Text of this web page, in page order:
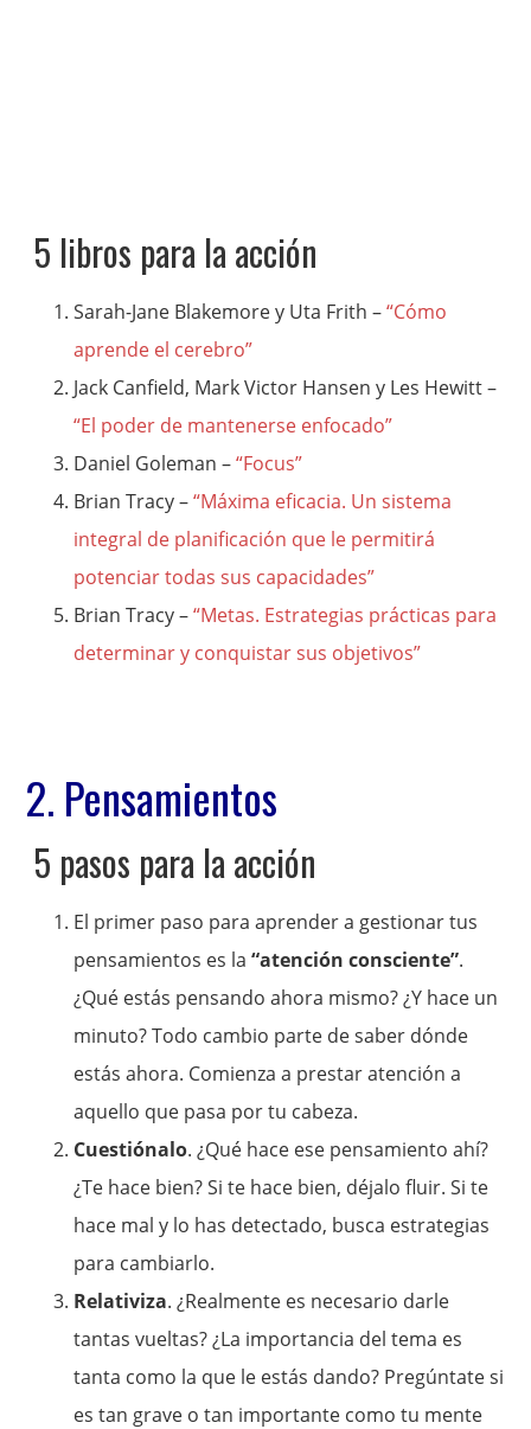
5 libros para la acción
Sarah-Jane Blakemore y Uta Frith –“Cómo
aprende el cerebro”
Jack Canfield, Mark Victor Hansen y Les Hewitt –
“El poder de mantenerse enfocado”
Daniel Goleman –“Focus”
Brian Tracy –“Máxima eficacia. Un sistema
integral de planificación que le permitirá
potenciar todas sus capacidades”
Brian Tracy –“Metas. Estrategias prácticas para
determinar y conquistar sus objetivos”
2. Pensamientos
5 pasos para la acción
El primer paso para aprender a gestionar tus
pensamientos es la “atención consciente”.
¿Qué estás pensando ahora mismo? ¿Y hace un
minuto? Todo cambio parte de saber dónde
estás ahora. Comienza a prestar atención a
aquello que pasa por tu cabeza.
Cuestiónalo. ¿Qué hace ese pensamiento ahí?
¿Te hace bien? Si te hace bien, déjalo fluir. Si te
hace mal y lo has detectado, busca estrategias
para cambiarlo.
Relativiza. ¿Realmente es necesario darle
tantas vueltas? ¿La importancia del tema es
tanta como la que le estás dando? Pregúntate si
es tan grave o tan importante como tu mente